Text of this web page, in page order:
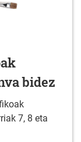
bidez
7, 8 eta